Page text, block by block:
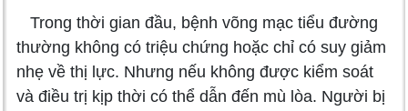
Trong thời gian đầu, bệnh võng mạc tiểu đường
thường không có triệu chứng hoặc chỉ có suy giảm
nhẹ về thị lực. Nhưng nếu không được kiểm soát
và điều trị kịp thời có thể dẫn đến mù lòa. Người bị